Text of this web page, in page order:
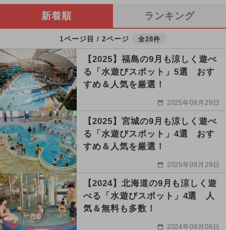
新着順 ランキング
1ページ目 / 2ページ 全28件
【2025】福島の9月も涼しく遊べ
る「水遊びスポット」5選 おす
すめ＆人気を厳選！
2025年08月29日
【2025】宮城の9月も涼しく遊べ
る「水遊びスポット」4選 おす
すめ＆人気を厳選！
2025年08月29日
【2024】北海道の9月も涼しく遊
べる「水遊びスポット」4選 人
気＆無料も多数！
2024年09月06日